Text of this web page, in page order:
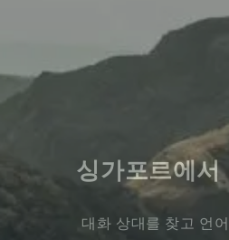
싱가포르에서
대화 상대를 찾고 언